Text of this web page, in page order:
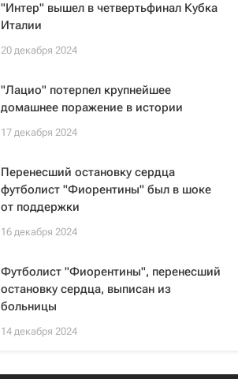
"Интер" вышел в четвертьфинал Кубка
Италии
20 декабря 2024
"Лацио" потерпел крупнейшее
домашнее поражение в истории
17 декабря 2024
Перенесший остановку сердца
футболист "Фиорентины" был в шоке
от поддержки
16 декабря 2024
Футболист "Фиорентины", перенесший
остановку сердца, выписан из
больницы
14 декабря 2024